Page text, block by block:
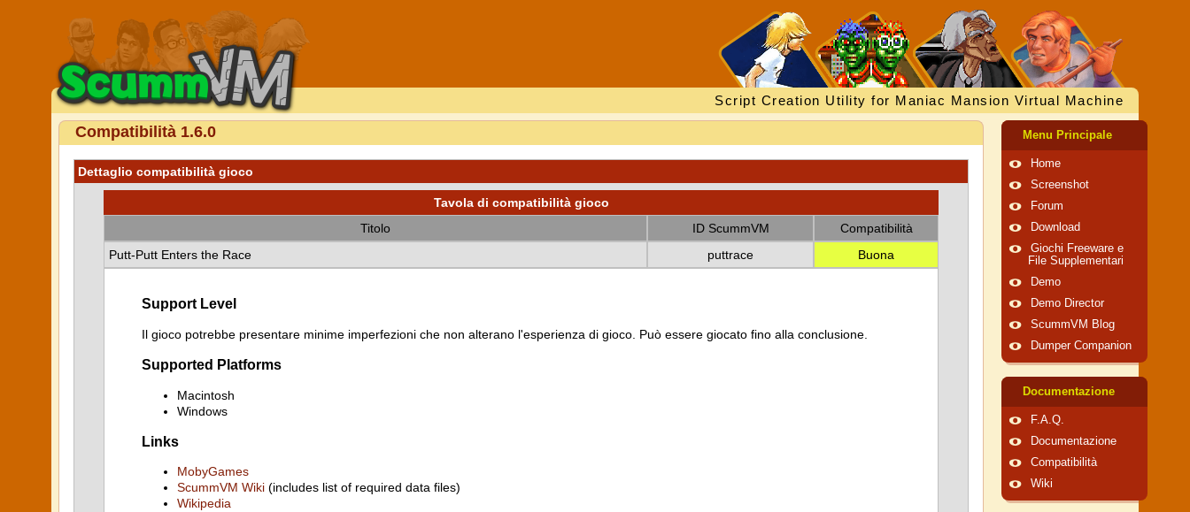
Script Creation Utility for Maniac Mansion Virtual Machine
Compatibilità 1.6.0
Dettaglio compatibilità gioco
Tavola di compatibilità gioco
Titolo
ID ScummVM
Compatibilità
Putt-Putt Enters the Race
puttrace Buona
Support Level
Il gioco potrebbe presentare minime imperfezioni che non alterano l'esperienza di gioco. Può essere giocato fino alla conclusione.
Supported Platforms
Macintosh
Windows
Links
MobyGames
ScummVM Wiki (includes list of required data files)
Wikipedia
Menu Principale
Home
Screenshot
Forum
Download
Giochi Freeware e
File Supplementari
Demo
Demo Director
ScummVM Blog
Dumper Companion
Documentazione
F.A.Q.
Documentazione
Compatibilità
Wiki